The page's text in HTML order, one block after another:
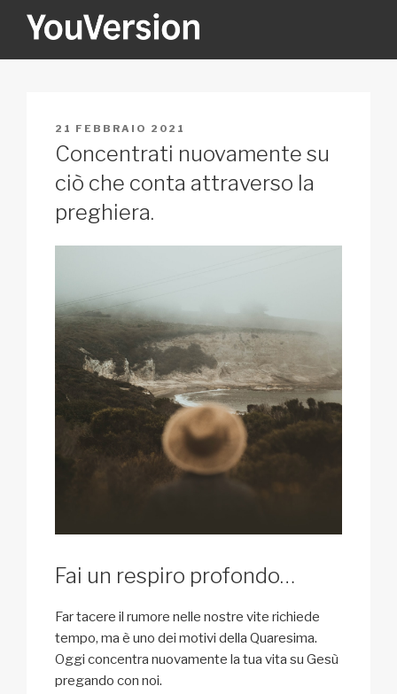
YOUVERSION
PUBBLICATO
IL
21 FEBBRAIO 2021
Concentrati nuovamente su
ciò che conta attraverso la
preghiera.
Fai un respiro profondo…
Far tacere il rumore nelle nostre vite richiede
tempo, ma è uno dei motivi della Quaresima.
Oggi concentra nuovamente la tua vita su Gesù
pregando con noi.